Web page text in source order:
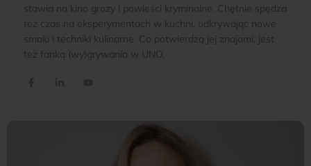
stawia na kino grozy i powieści kryminalne. Chętnie spędza
też czas na eksperymentach w kuchni, odkrywając nowe
smaki i techniki kulinarne. Co potwierdzą jej znajomi, jest
też fanką (wy)grywania w UNO.